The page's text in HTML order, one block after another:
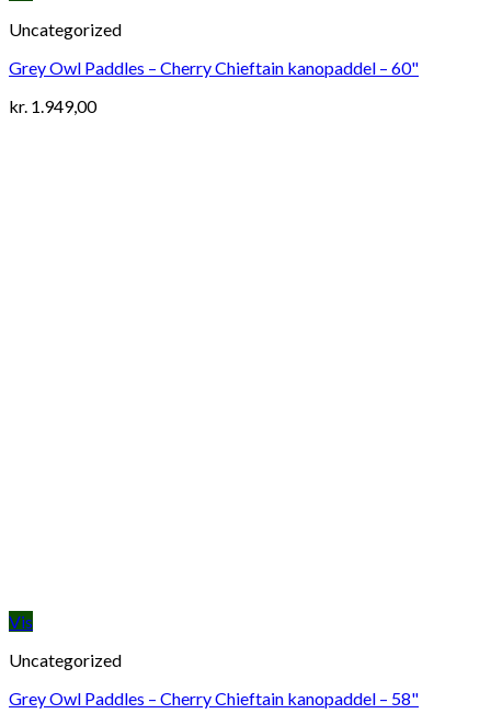
Uncategorized
Grey Owl Paddles – Cherry Chieftain kanopaddel – 60"
kr. 1.949,00
Vis
Uncategorized
Grey Owl Paddles – Cherry Chieftain kanopaddel – 58"